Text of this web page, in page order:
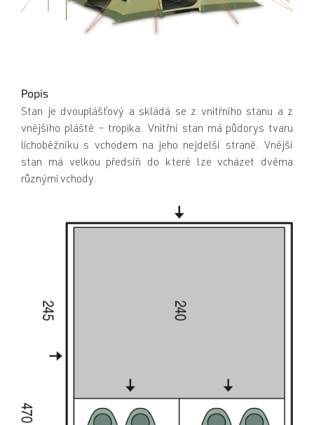
Popis
Stan je dvouplášťový a skládá se z vnitřního stanu a z
vnějšího pláště – tropika. Vnitřní stan má půdorys tvaru
lichoběžníku s vchodem na jeho nejdelší straně. Vnější
stan má velkou předsíň do které lze vcházet dvěma
různými vchody.